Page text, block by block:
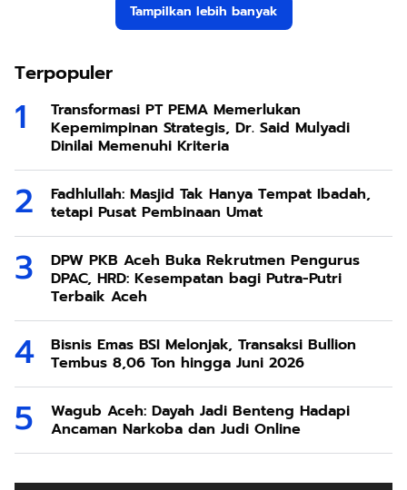
Tampilkan lebih banyak
Terpopuler
Transformasi PT PEMA Memerlukan
Kepemimpinan Strategis, Dr. Said Mulyadi
Dinilai Memenuhi Kriteria
Fadhlullah: Masjid Tak Hanya Tempat Ibadah,
tetapi Pusat Pembinaan Umat
DPW PKB Aceh Buka Rekrutmen Pengurus
DPAC, HRD: Kesempatan bagi Putra-Putri
Terbaik Aceh
Bisnis Emas BSI Melonjak, Transaksi Bullion
Tembus 8,06 Ton hingga Juni 2026
Wagub Aceh: Dayah Jadi Benteng Hadapi
Ancaman Narkoba dan Judi Online